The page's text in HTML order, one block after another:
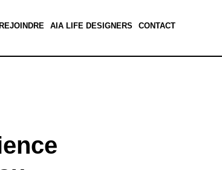
AIA LIFE DESIGNERS CONTACT